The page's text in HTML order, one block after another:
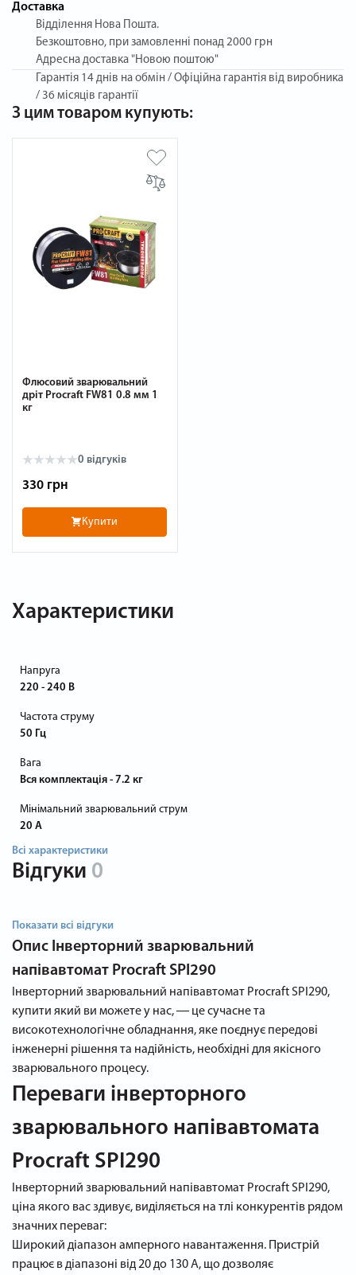
Доставка
Відділення Нова Пошта.
Безкоштовно, при замовленні понад 2000 грн
Адресна доставка "Новою поштою"
Гарантія 14 днів на обмін / Офіційна гарантія від виробника
/ 36 місяців гарантії
З цим товаром купують:
Флюсовий зварювальний
дріт Procraft FW81 0.8 мм 1
кг
0 відгуків
330 грн
Купити
Характеристики
Напруга
220 - 240 В
Частота струму
50 Гц
Вага
Вся комплектація - 7.2 кг
Мінімальний зварювальний струм
20 А
Всі характеристики
Відгуки 0
Показати всі відгуки
Опис Інверторний зварювальний
напівавтомат Procraft SPI290
Інверторний зварювальний напівавтомат Procraft SPI290,
купити який ви можете у нас, ― це сучасне та
високотехнологічне обладнання, яке поєднує передові
інженерні рішення та надійність, необхідні для якісного
зварювального процесу.
Переваги інверторного
зварювального напівавтомата
Procraft SPI290
Інверторний зварювальний напівавтомат Procraft SPI290,
ціна якого вас здивує, виділяється на тлі конкурентів рядом
значних переваг:
Широкий діапазон амперного навантаження. Пристрій
працює в діапазоні від 20 до 130 А, що дозволяє